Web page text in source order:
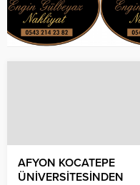
AFYON KOCATEPE
ÜNİVERSİTESİNDEN